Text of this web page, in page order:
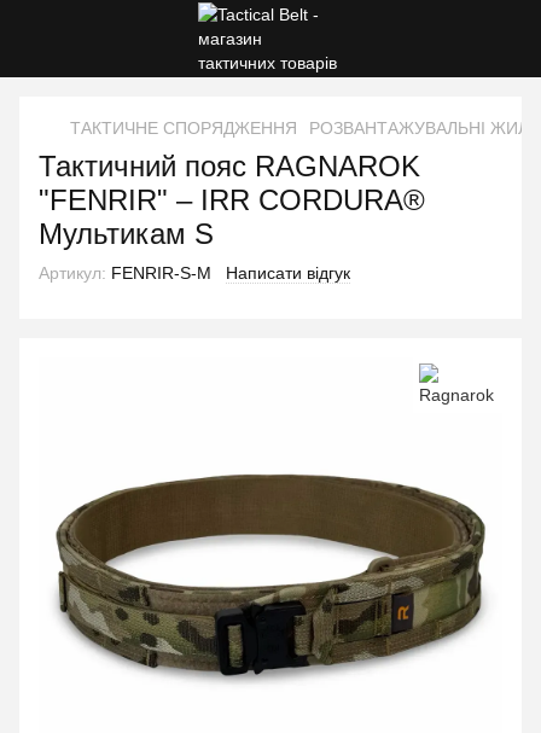
ТАКТИЧНЕ СПОРЯДЖЕННЯ РОЗВАНТАЖУВАЛЬНІ
Тактичний пояс RAGNAROK
"FENRIR" – IRR CORDURA®
Мультикам S
Артикул: FENRIR-S-M Написати відгук